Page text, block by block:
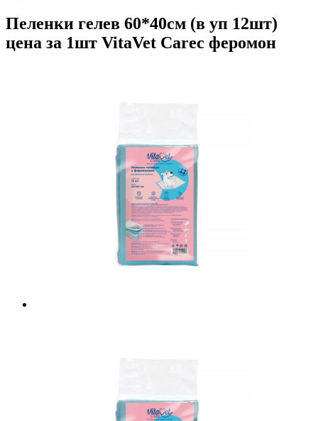
Пеленки гелев 60*40см (в уп 12шт)
цена за 1шт VitaVet Careс феромон